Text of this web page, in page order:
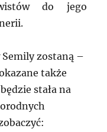
do jego
zostaną –
także
stała na